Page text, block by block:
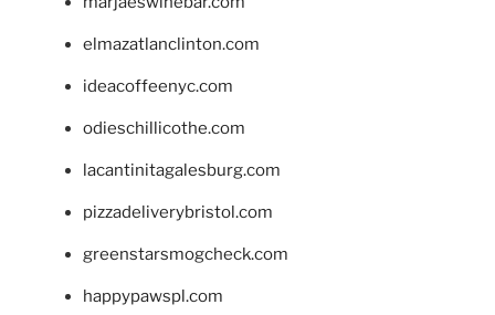
elmazatlanclinton.com
ideacoffeenyc.com
odieschillicothe.com
lacantinitagalesburg.com
pizzadeliverybristol.com
greenstarsmogcheck.com
happypawspl.com